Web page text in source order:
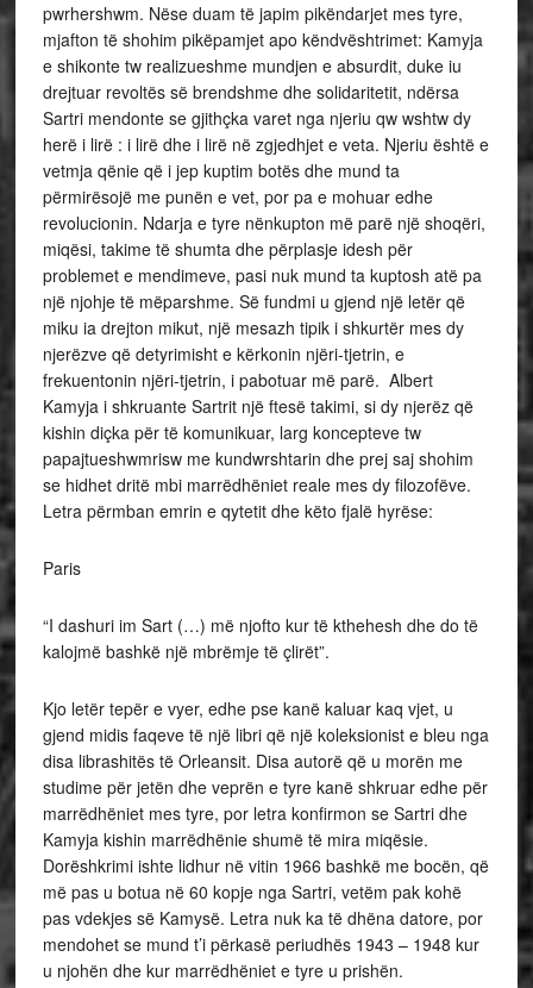
pwrhershwm. Nëse duam të japim pikëndarjet mes tyre,
mjafton të shohim pikëpamjet apo këndvështrimet: Kamyja
e shikonte tw realizueshme mundjen e absurdit, duke iu
drejtuar revoltës së brendshme dhe solidaritetit, ndërsa
Sartri mendonte se gjithçka varet nga njeriu qw wshtw dy
herë i lirë : i lirë dhe i lirë në zgjedhjet e veta. Njeriu është e
vetmja qënie që i jep kuptim botës dhe mund ta
përmirësojë me punën e vet, por pa e mohuar edhe
revolucionin. Ndarja e tyre nënkupton më parë një shoqëri,
miqësi, takime të shumta dhe përplasje idesh për
problemet e mendimeve, pasi nuk mund ta kuptosh atë pa
një njohje të mëparshme. Së fundmi u gjend një letër që
miku ia drejton mikut, një mesazh tipik i shkurtër mes dy
njerëzve që detyrimisht e kërkonin njëri-tjetrin, e
frekuentonin njëri-tjetrin, i pabotuar më parë. Albert
Kamyja i shkruante Sartrit një ftesë takimi, si dy njerëz që
kishin diçka për të komunikuar, larg koncepteve tw
papajtueshwmrisw me kundwrshtarin dhe prej saj shohim
se hidhet dritë mbi marrëdhëniet reale mes dy filozofëve.
Letra përmban emrin e qytetit dhe këto fjalë hyrëse:
Paris
“I dashuri im Sart (…) më njofto kur të kthehesh dhe do të
kalojmë bashkë një mbrëmje të çlirët”.
Kjo letër tepër e vyer, edhe pse kanë kaluar kaq vjet, u
gjend midis faqeve të një libri që një koleksionist e bleu nga
disa librashitës të Orleansit. Disa autorë që u morën me
studime për jetën dhe veprën e tyre kanë shkruar edhe për
marrëdhëniet mes tyre, por letra konfirmon se Sartri dhe
Kamyja kishin marrëdhënie shumë të mira miqësie.
Dorëshkrimi ishte lidhur në vitin 1966 bashkë me bocën, që
më pas u botua në 60 kopje nga Sartri, vetëm pak kohë
pas vdekjes së Kamysë. Letra nuk ka të dhëna datore, por
mendohet se mund t’i përkasë periudhës 1943 – 1948 kur
u njohën dhe kur marrëdhëniet e tyre u prishën.